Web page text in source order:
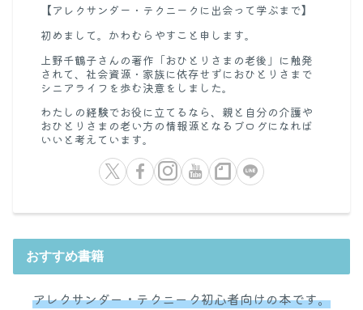
【アレクサンダー・テクニークに出会って学ぶまで】
初めまして。かわむらやすこと申します。
上野千鶴子さんの著作「おひとりさまの老後」に触発
されて、社会資源・家族に依存せずにおひとりさまで
シニアライフを歩む決意をしました。
わたしの経験でお役に立てるなら、親と自分の介護や
おひとりさまの老い方の情報源となるブログになれば
いいと考えています。
おすすめ書籍
アレクサンダー・テクニーク初心者向けの本です。